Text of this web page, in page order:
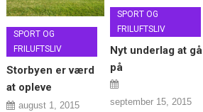
SPORT OG
FRILUFTSLIV
Storbyen er værd
at opleve
august 1, 2015
SPORT OG
FRILUFTSLIV
Nyt underlag at gå
på
september 15, 2015